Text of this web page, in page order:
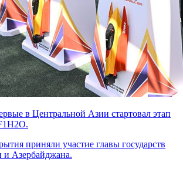
в Центральной Азии стартовал этап
приняли участие главы государств
и Азербайджана.